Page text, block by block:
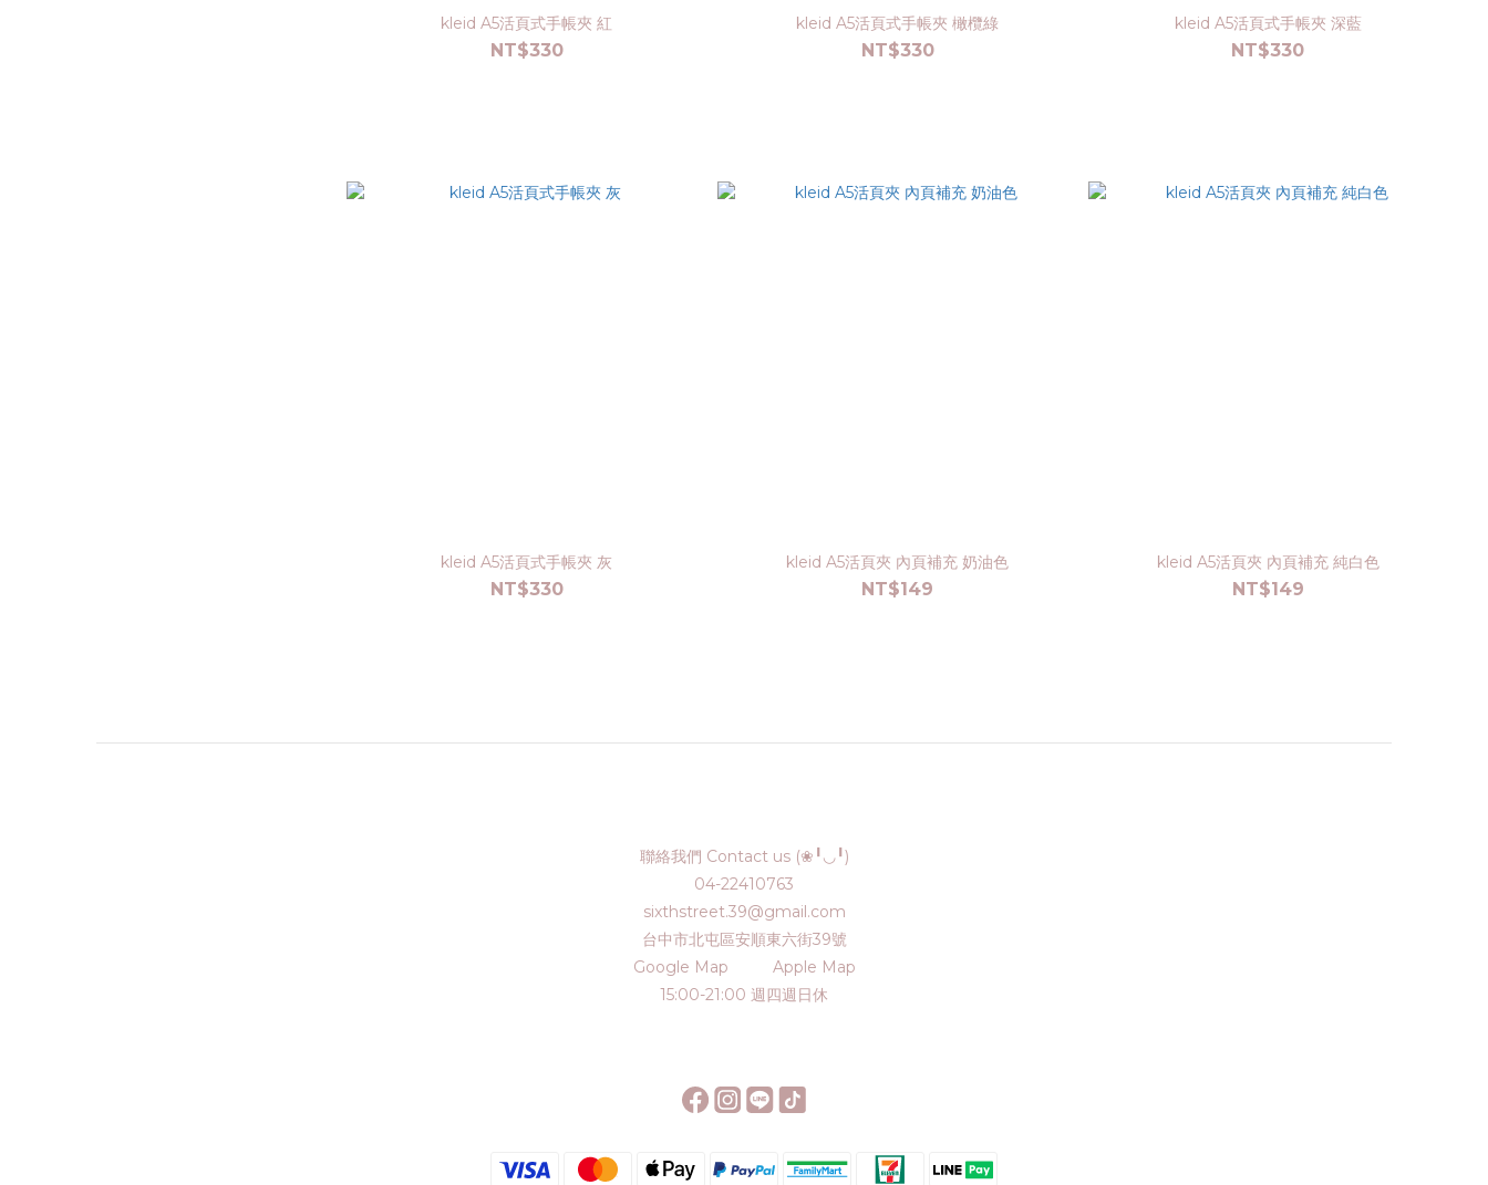
kleid A5活頁式手帳夾 紅
NT$330
kleid A5活頁式手帳夾 橄欖綠
NT$330
kleid A5活頁式手帳夾 深藍
NT$330
kleid A5活頁式手帳夾 灰
NT$330
kleid A5活頁夾 內頁補充 奶油色
NT$149
kleid A5活頁夾 內頁補充 純白色
NT$149
聯絡我們 Contact us (❀╹◡╹)
04-22410763
sixthstreet.39@gmail.com
台中市北屯區安順東六街39號
Google Map
Apple Map
15:00-21:00 週四週日休